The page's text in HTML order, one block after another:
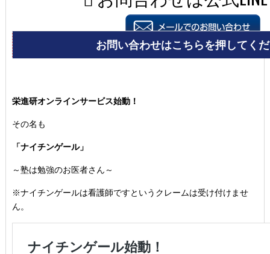
栄進研オンラインサービス始動！
その名も
「ナイチンゲール」
～塾は勉強のお医者さん～
※ナイチンゲールは看護師ですというクレームは受け付けませ
ん。